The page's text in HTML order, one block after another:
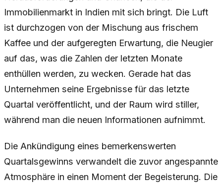
Immobilienmarkt in Indien mit sich bringt. Die Luft
ist durchzogen von der Mischung aus frischem
Kaffee und der aufgeregten Erwartung, die Neugier
auf das, was die Zahlen der letzten Monate
enthüllen werden, zu wecken. Gerade hat das
Unternehmen seine Ergebnisse für das letzte
Quartal veröffentlicht, und der Raum wird stiller,
während man die neuen Informationen aufnimmt.
Die Ankündigung eines bemerkenswerten
Quartalsgewinns verwandelt die zuvor angespannte
Atmosphäre in einen Moment der Begeisterung. Die